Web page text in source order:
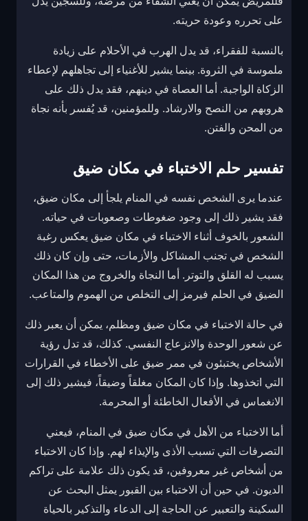
على تحرره وعودة حريته.
بالنسبة للفقراء، قد يدل الهرب في الأحلام على زيادة
ملموسة في الثروة. بينما يشير للأغنياء إلى تجاهلهم لإعطاء
الزكاة الواجبة. أما العصاة في دينهم، فقد يدل ذلك على
هروبهم من النصح والارشاد. وللمؤمنين، قد يُفسر بأنه نجاة
من المحن والفتن.
تفسير حلم الاختباء في مكان ضيق
عندما يرى الشخص نفسه في المنام يلجأ إلى مكان ضيق،
فقد يشير ذلك إلى وجود ضغوطات وصعوبات في حياته.
الشعور بالخوف أثناء الاختباء في مكان ضيق يعكس رغبة
الشخص في تجنب المشاكل والأزمات، حتى وإن كان ذلك
يسبب له القلق والتوتر. أما النجاة والخروج من هذا المكان
الضيق في الحلم فيرمز إلى التخلص من الهموم والمتاعب.
في حالة الاختباء في مكان ضيق ومظلم، يمكن أن يعبر ذلك
عن شعور الوحدة والانزعاج النفسي. كذلك، قد تدل رؤية
الأشخاص يختبئون في ممر ضيق على الأخطاء في القرارات
التي اتخذوها. وإذا كان المكان مغلقاً وضيقاً، فيشير ذلك إلى
الانغماس في الأفعال الخاطئة أو المحرمة.
أما الاختباء من الأهل في مكان ضيق في المنام، فيعني
التصرفات التي تسبب الأذى والإيذاء لهم. وإذا كان الاختباء
من أشخاص غير معروفين، قد يكون ذلك علامة على تراكم
الديون. في حين أن الاختباء بين القبور يمثل البحث عن
السكينة والتعبير عن الحاجة إلى الدعاء والتذكير بالحياة